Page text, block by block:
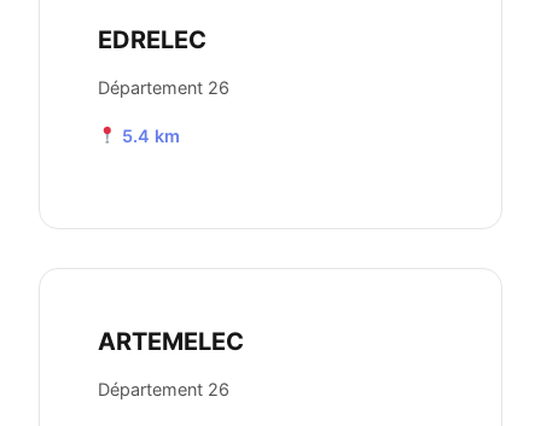
EDRELEC
Département 26
5.4 km
ARTEMELEC
Département 26